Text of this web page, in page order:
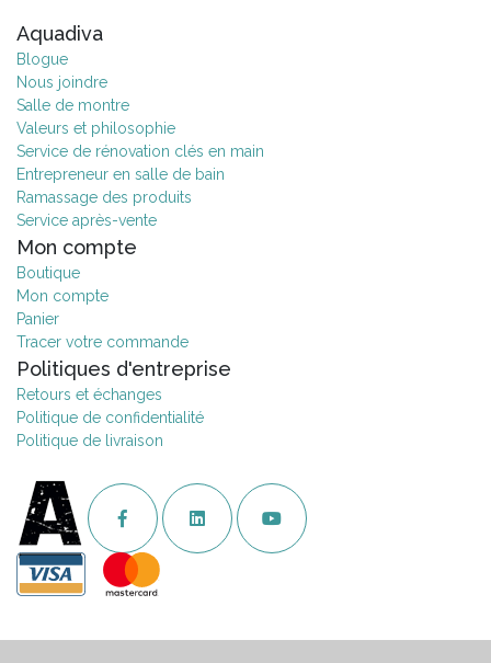
Aquadiva
Blogue
Nous joindre
Salle de montre
Valeurs et philosophie
Service de rénovation clés en main
Entrepreneur en salle de bain
Ramassage des produits
Service après-vente
Mon compte
Boutique
Mon compte
Panier
Tracer votre commande
Politiques d'entreprise
Retours et échanges
Politique de confidentialité
Politique de livraison